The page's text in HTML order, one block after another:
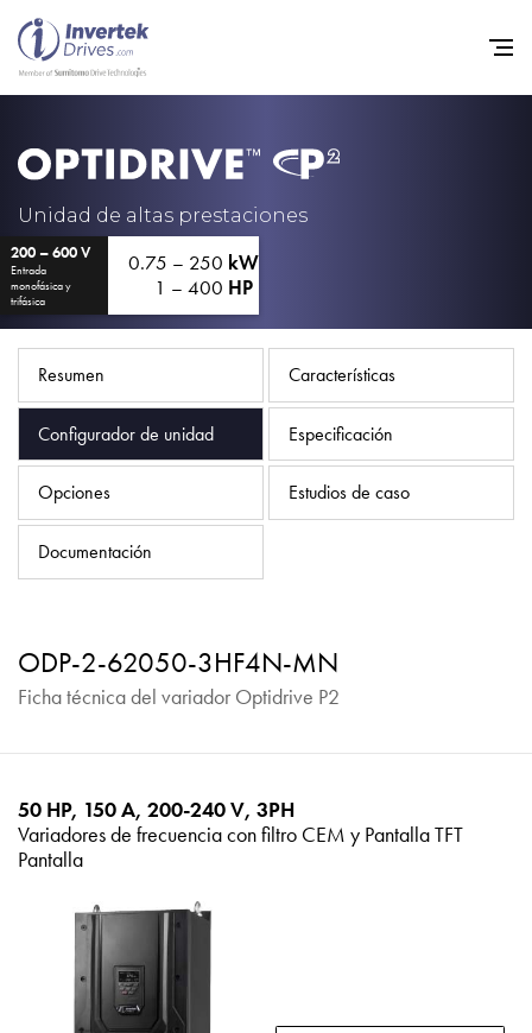
Unidad de altas prestaciones
200 – 600 V
Entrada
monofásica y
trifásica
0.75 – 250 kW
1 – 400 HP
Resumen Características
Configurador de unidad Especificación
Opciones Estudios de caso
Documentación
ODP-2-62050-3HF4N-MN
Ficha técnica del variador Optidrive P2
50 HP, 150 A, 200-240 V, 3PH
Variadores de frecuencia con filtro CEM y Pantalla TFT
Pantalla
Home
Noticias
Empleo
Acerca de
Contacto